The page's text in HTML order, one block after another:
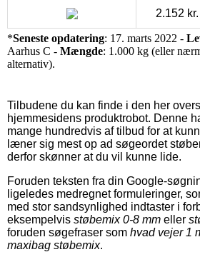
2.152 kr.
*Seneste opdatering: 17. marts 2022 -
Aarhus C - Mængde: 1.000 kg (eller
alternativ).
Tilbudene du kan finde i den her
hjemmesidens produktrobot. Denne
mange hundredvis af tilbud for at
læner sig mest op ad søgeordet
derfor skønner at du vil kunne lide.
Foruden teksten fra din Google-
ligeledes medregnet formuleringer,
med stor sandsynlighed indtaster i
eksempelvis støbemix 0-8 mm eller
foruden søgefraser som hvad vejer 1
maxibag støbemix.